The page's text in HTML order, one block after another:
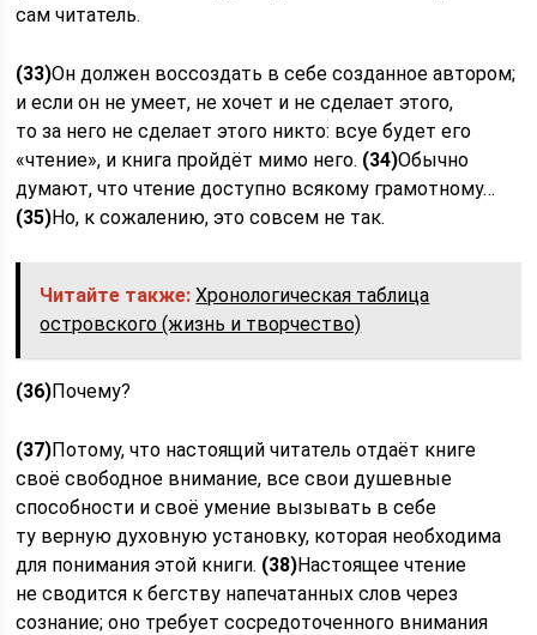
сам читатель.
(33)Он должен воссоздать в себе созданное автором;
и если он не умеет, не хочет и не сделает этого,
то за него не сделает этого никто: всуе будет его
«чтение», и книга пройдёт мимо него. (34)Обычно
думают, что чтение доступно всякому грамотному…
(35)Но, к сожалению, это совсем не так.
Читайте также: Хронологическая таблица
островского (жизнь и творчество)
(36)Почему?
(37)Потому, что настоящий читатель отдаёт книге
своё свободное внимание, все свои душевные
способности и своё умение вызывать в себе
ту верную духовную установку, которая необходима
для понимания этой книги. (38)Настоящее чтение
не сводится к бегству напечатанных слов через
сознание; оно требует сосредоточенного внимания